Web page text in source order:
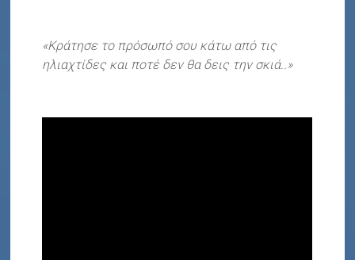
«Κράτησε το πρόσωπό σου κάτω από τις
ηλιαχτίδες και ποτέ δεν θα δεις την σκιά..»